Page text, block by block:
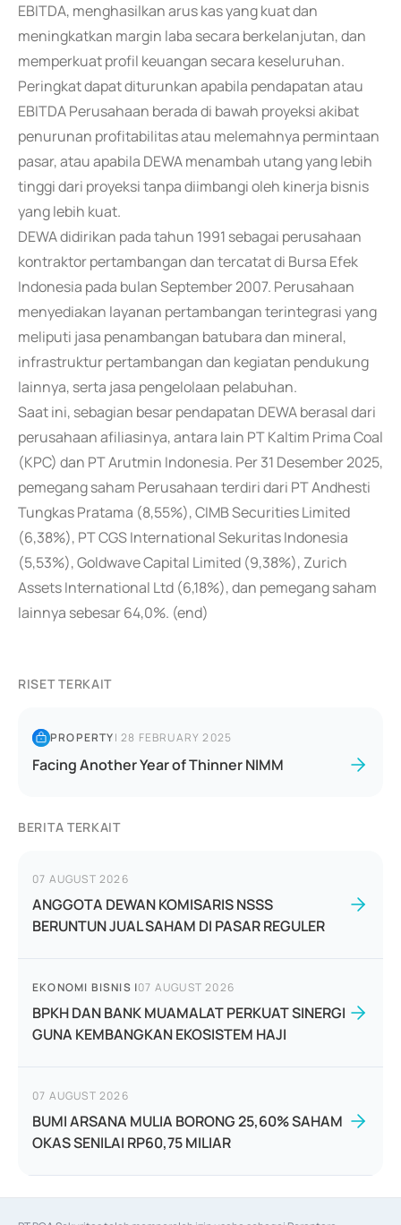
EBITDA, menghasilkan arus kas yang kuat dan
meningkatkan margin laba secara berkelanjutan, dan
memperkuat profil keuangan secara keseluruhan.
Peringkat dapat diturunkan apabila pendapatan atau
EBITDA Perusahaan berada di bawah proyeksi akibat
penurunan profitabilitas atau melemahnya permintaan
pasar, atau apabila DEWA menambah utang yang lebih
tinggi dari proyeksi tanpa diimbangi oleh kinerja bisnis
yang lebih kuat.
DEWA didirikan pada tahun 1991 sebagai perusahaan
kontraktor pertambangan dan tercatat di Bursa Efek
Indonesia pada bulan September 2007. Perusahaan
menyediakan layanan pertambangan terintegrasi yang
meliputi jasa penambangan batubara dan mineral,
infrastruktur pertambangan dan kegiatan pendukung
lainnya, serta jasa pengelolaan pelabuhan.
Saat ini, sebagian besar pendapatan DEWA berasal dari
perusahaan afiliasinya, antara lain PT Kaltim Prima Coal
(KPC) dan PT Arutmin Indonesia. Per 31 Desember 2025,
pemegang saham Perusahaan terdiri dari PT Andhesti
Tungkas Pratama (8,55%), CIMB Securities Limited
(6,38%), PT CGS International Sekuritas Indonesia
(5,53%), Goldwave Capital Limited (9,38%), Zurich
Assets International Ltd (6,18%), dan pemegang saham
lainnya sebesar 64,0%. (end)
RISET TERKAIT
PROPERTY|28 FEBRUARY 2025
Facing Another Year of Thinner NIMM
BERITA TERKAIT
07 AUGUST 2026
ANGGOTA DEWAN KOMISARIS NSSS
BERUNTUN JUAL SAHAM DI PASAR REGULER
EKONOMI BISNIS |07 AUGUST 2026
BPKH DAN BANK MUAMALAT PERKUAT SINERGI
GUNA KEMBANGKAN EKOSISTEM HAJI
07 AUGUST 2026
BUMI ARSANA MULIA BORONG 25,60% SAHAM
OKAS SENILAI RP60,75 MILIAR